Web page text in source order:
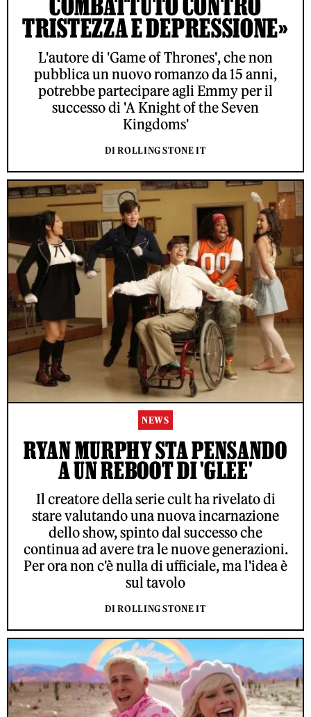
TRISTEZZA E DEPRESSIONE»
L'autore di 'Game of Thrones', che non
pubblica un nuovo romanzo da 15 anni,
potrebbe partecipare agli Emmy per il
successo di 'A Knight of the Seven
Kingdoms'
DI ROLLING STONE IT
NEWS
RYAN MURPHY STA PENSANDO
A UN REBOOT DI 'GLEE'
Il creatore della serie cult ha rivelato di
stare valutando una nuova incarnazione
dello show, spinto dal successo che
continua ad avere tra le nuove generazioni.
Per ora non c'è nulla di ufficiale, ma l'idea è
sul tavolo
DI ROLLING STONE IT